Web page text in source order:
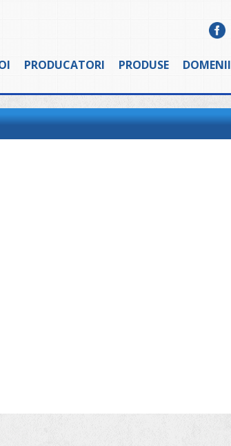
PRODUCATORI PRODUSE DOMENII